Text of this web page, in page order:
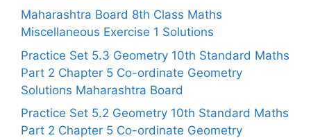
Maharashtra Board 8th Class Maths
Miscellaneous Exercise 1 Solutions
Practice Set 5.3 Geometry 10th Standard Maths
Part 2 Chapter 5 Co-ordinate Geometry
Solutions Maharashtra Board
Practice Set 5.2 Geometry 10th Standard Maths
Part 2 Chapter 5 Co-ordinate Geometry